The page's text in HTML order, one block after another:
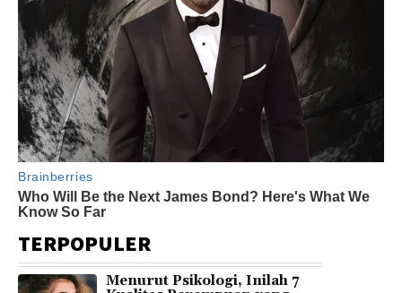
TERPOPULER
Menurut Psikologi, Inilah 7